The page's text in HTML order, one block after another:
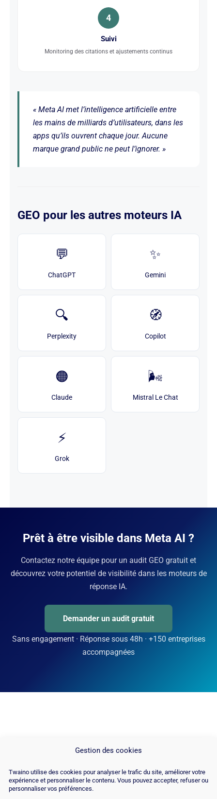
Gestion des cookies
Twaino utilise des cookies pour analyser le trafic du site, améliorer votre
expérience et personnaliser le contenu. Vous pouvez accepter, refuser ou
personnaliser vos préférences.
4
Suivi
Monitoring des citations et ajustements continus
« Meta AI met l’intelligence artificielle entre
les mains de milliards d’utilisateurs, dans les
apps qu’ils ouvrent chaque jour. Aucune
marque grand public ne peut l’ignorer. »
GEO pour les autres moteurs IA
💬
ChatGPT
✨
Gemini
🔍
Perplexity
🧭
Copilot
🟠
Claude
🌬️
Mistral Le Chat
⚡
Grok
Prêt à être visible dans Meta AI ?
Contactez notre équipe pour un audit GEO gratuit et
découvrez votre potentiel de visibilité dans les moteurs de
réponse IA.
Demander un audit gratuit
Sans engagement · Réponse sous 48h · +150 entreprises
accompagnées